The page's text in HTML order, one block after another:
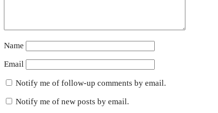
Name
Email
Notify me of follow-up comments by email.
Notify me of new posts by email.